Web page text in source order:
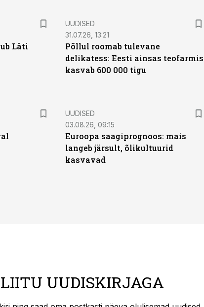
Läti
UUDISED
31.07.26, 13:21
Põllul roomab tulevane
delikatess: Eesti ainsas teofarmis
kasvab 600 000 tigu
UUDISED
03.08.26, 09:15
Euroopa saagiprognoos: mais
langeb järsult, õlikultuurid
kasvavad
LIITU UUDISKIRJAGA